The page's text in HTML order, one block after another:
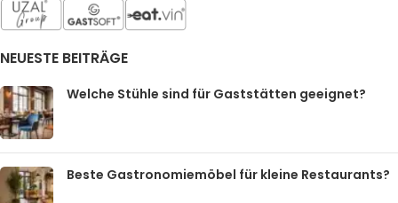
NEUESTE BEITRÄGE
Welche Stühle sind für Gaststätten geeignet?
Beste Gastronomiemöbel für kleine Restaurants?